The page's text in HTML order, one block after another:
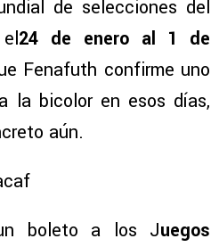
de selecciones del
24 de enero al 1 de
Fenafuth confirme uno
la bicolor en esos días,
aún.
boleto a los Juegos